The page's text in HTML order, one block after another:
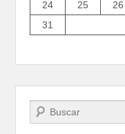
24
25 26
31
Buscar